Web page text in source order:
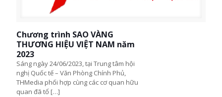
Chương trình SAO VÀNG
THƯƠNG HIỆU VIỆT NAM năm
2023
Sáng ngày 24/06/2023, tại Trung tâm hội
nghị Quốc tế – Văn Phòng Chính Phủ,
THMedia phối hợp cùng các cơ quan hữu
quan đã tổ […]